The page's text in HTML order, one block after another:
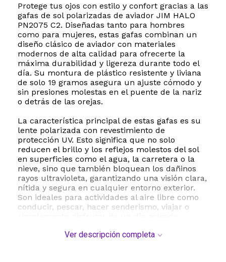
Protege tus ojos con estilo y confort gracias a las
gafas de sol polarizadas de aviador JIM HALO
PN2075 C2. Diseñadas tanto para hombres
como para mujeres, estas gafas combinan un
diseño clásico de aviador con materiales
modernos de alta calidad para ofrecerte la
máxima durabilidad y ligereza durante todo el
día. Su montura de plástico resistente y liviana
de solo 19 gramos asegura un ajuste cómodo y
sin presiones molestas en el puente de la nariz
o detrás de las orejas.
La característica principal de estas gafas es su
lente polarizada con revestimiento de
protección UV. Esto significa que no solo
reducen el brillo y los reflejos molestos del sol
en superficies como el agua, la carretera o la
nieve, sino que también bloquean los dañinos
rayos ultravioleta, garantizando una visión clara,
nítida y segura en cualquier entorno exterior.
Son ideales para actividades al aire libre como
conducir, pescar, hacer senderismo, viajar o
Con unas dimensiones equilibradas que
Ver descripción completa